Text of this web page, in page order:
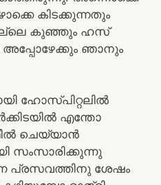
കിടക്കുന്നതും
കുഞ്ഞും ഹസ്
ഞാനും
ഹോസ്പിറ്റലിൽ
എന്തോ
ചെയ്യാൻ
സംസാരിക്കുന്നു
പ്രസവത്തിനു ശേഷം